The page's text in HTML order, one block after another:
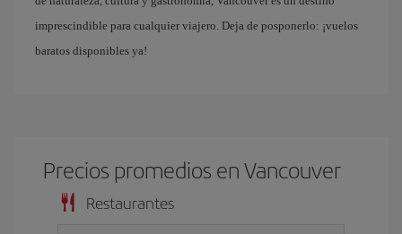
imprescindible para cualquier viajero. Deja de posponerlo: ¡vuelos
baratos disponibles ya!
Precios promedios en Vancouver
Restaurantes